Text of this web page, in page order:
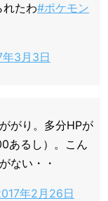
れたわ#ポケモン
年3月3日
がり。多分HPが
あるし）。こん
ない・・
年2月26日